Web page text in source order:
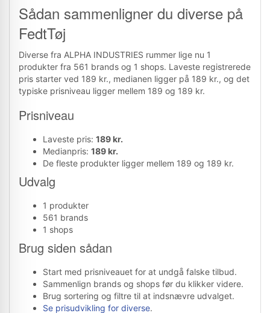
Sådan sammenligner du diverse på
FedtTøj
Diverse fra ALPHA INDUSTRIES rummer lige nu 1
produkter fra 561 brands og 1 shops. Laveste registrerede
pris starter ved 189 kr., medianen ligger på 189 kr., og det
typiske prisniveau ligger mellem 189 og 189 kr.
Prisniveau
Laveste pris: 189 kr.
Medianpris: 189 kr.
De fleste produkter ligger mellem 189 og 189 kr.
Udvalg
1 produkter
561 brands
1 shops
Brug siden sådan
Start med prisniveauet for at undgå falske tilbud.
Sammenlign brands og shops før du klikker videre.
Brug sortering og filtre til at indsnævre udvalget.
Se prisudvikling for diverse.